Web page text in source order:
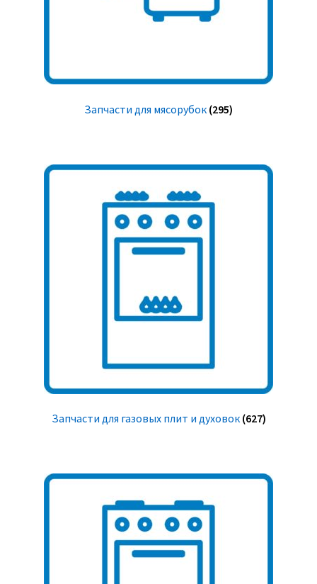
Запчасти для мясорубок (295)
Запчасти для газовых плит и духовок (627)